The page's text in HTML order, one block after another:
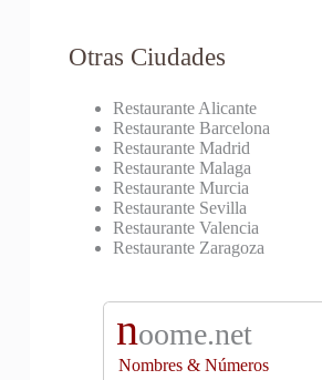
Otras Ciudades
Restaurante Alicante
Restaurante Barcelona
Restaurante Madrid
Restaurante Malaga
Restaurante Murcia
Restaurante Sevilla
Restaurante Valencia
Restaurante Zaragoza
noome.net
Nombres & Números